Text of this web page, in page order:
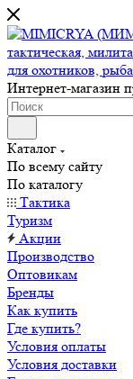
Интернет-магазин
Каталог
По всему сайту
По каталогу
Тактика
Туризм
Акции
Производство
Оптовикам
Бренды
Как купить
Где купить?
Условия оплаты
Условия доставки